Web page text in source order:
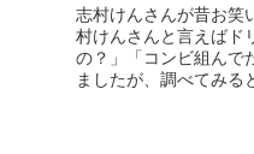
志村けんさんが昔お笑
村けんさんと言えばド
の？」「コンビ組んで
ましたが、調べてみる